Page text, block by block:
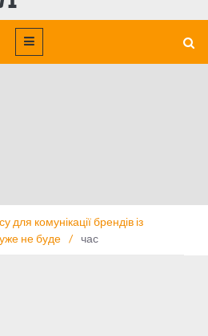
для комунікації брендів із
не буде / час